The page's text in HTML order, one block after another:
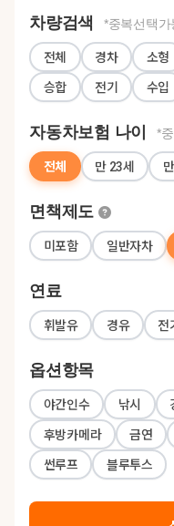
차량검색 *중복선택가
전체 경차 소형
승합 전기 수입
자동차보험 나이 *
전체 만 23세
면책제도
미포함 일반자차
연료
휘발유 경유 전
옵션항목
야간인수 낚시
후방카메라 금연
썬루프 블루투스